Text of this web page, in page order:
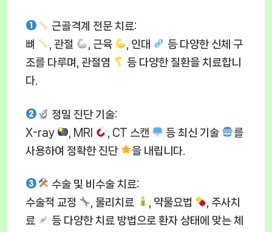
근골격계 전문 치료:
뼈
, 관절 , 근육 , 인대
등 다양한 신체 구
조를 다루며, 관절염
등 다양한 질환을 치료합니
다.
정밀 진단 기술:
X-ray
, MRI , CT 스캔 등 최신 기술
를
사용하여 정확한 진단
을 내립니다.
수술 및 비수술 치료:
수술적 교정
, 물리치료 , 약물요법
, 주사치
료
등 다양한 치료 방법으로 환자 상태에 맞는 체